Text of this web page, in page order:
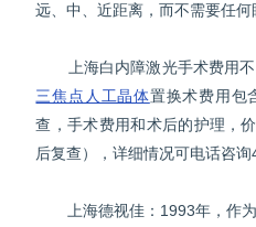
远、中、近距离，而不需要任何
上海白内障激光手术费用不
三焦点人工晶体置换术费用包
查，手术费用和术后的护理，
后复查），详细情况可电话咨询
上海德视佳：1993年，作为